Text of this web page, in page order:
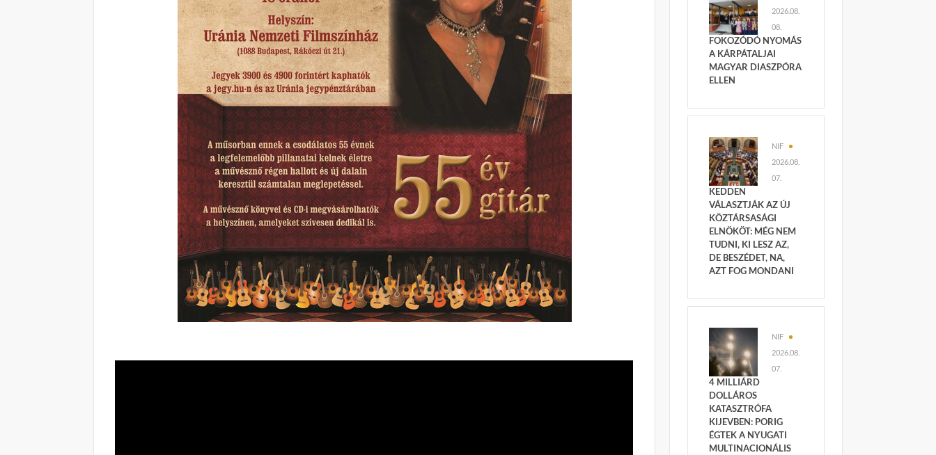
2026.08.
08.
FOKOZÓDÓ NYOMÁS
A KÁRPÁTALJAI
MAGYAR DIASZPÓRA
ELLEN
NIF
2026.08.
07.
KEDDEN
VÁLASZTJÁK AZ ÚJ
KÖZTÁRSASÁGI
ELNÖKÖT: MÉG NEM
TUDNI, KI LESZ AZ,
DE BESZÉDET, NA,
AZT FOG MONDANI
NIF
2026.08.
07.
4 MILLIÁRD
DOLLÁROS
KATASZTRÓFA
KIJEVBEN: PORIG
ÉGTEK A NYUGATI
MULTINACIONÁLIS